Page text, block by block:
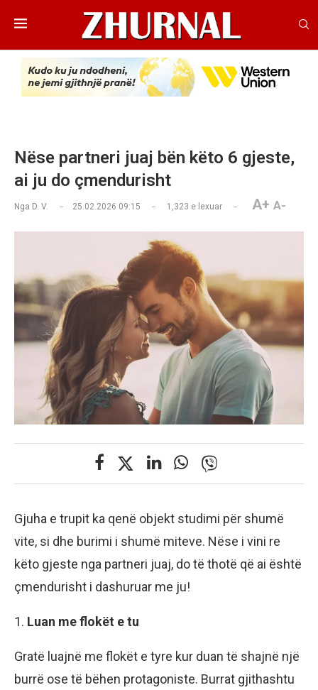
Nëse partneri juaj bën këto 6 gjeste,
ai ju do çmendurisht
Nga D. V. 25.02.2026 09:15 1,323 e lexuar A+ A-
Gjuha e trupit ka qenë objekt studimi për shumë
vite, si dhe burimi i shumë miteve. Nëse i vini re
këto gjeste nga partneri juaj, do të thotë që ai është
çmendurisht i dashuruar me ju!
1. Luan me flokët e tu
Gratë luajnë me flokët e tyre kur duan të shajnë një
burrë ose të bëhen protagoniste. Burrat gjithashtu